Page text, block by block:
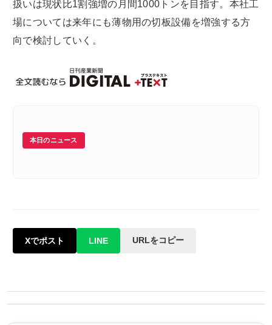
扱いは現状比1割強増の月間1000トンを目指す。本社工
場については来年にも薄物用の切板設備を増強する方
向で検討していく。
本日のニュース
Xでポスト LINE URLをコピー